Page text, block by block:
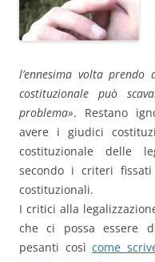
l’ennesima volta
costituzionale può
problema». Restano
avere i giudici
costituzionale delle
secondo i criteri
costituzionali.
I critici alla
che ci possa essere
pesanti cosìcome